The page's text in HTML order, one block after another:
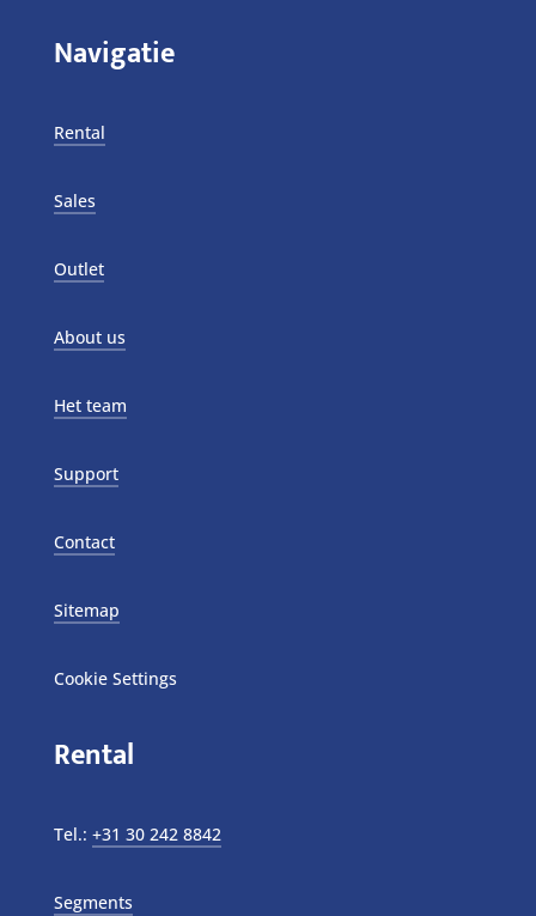
Navigatie
Rental
Sales
Outlet
About us
Het team
Support
Contact
Sitemap
Cookie Settings
Rental
Tel.: +31 30 242 8842
Segments